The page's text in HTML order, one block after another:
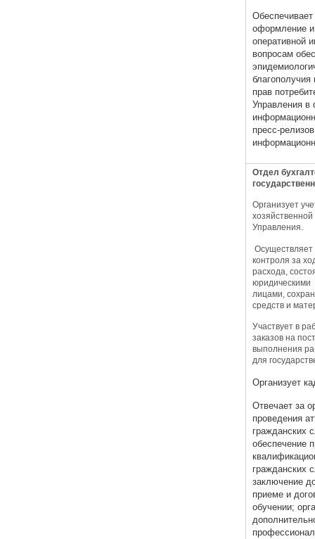
Обеспечивает
оформление
оперативной
вопросам
прав
Управления в
пресс-
Отдел
Организует
Управления.
Осуществляет
контроля за
расхода,
юридическими
лицами,
средств и
Участвует в
заказов на
выполнения
для
Организует
Отвечает за
проведения
гражданских
обеспечение
гражданских
заключение
приеме и
обучении;